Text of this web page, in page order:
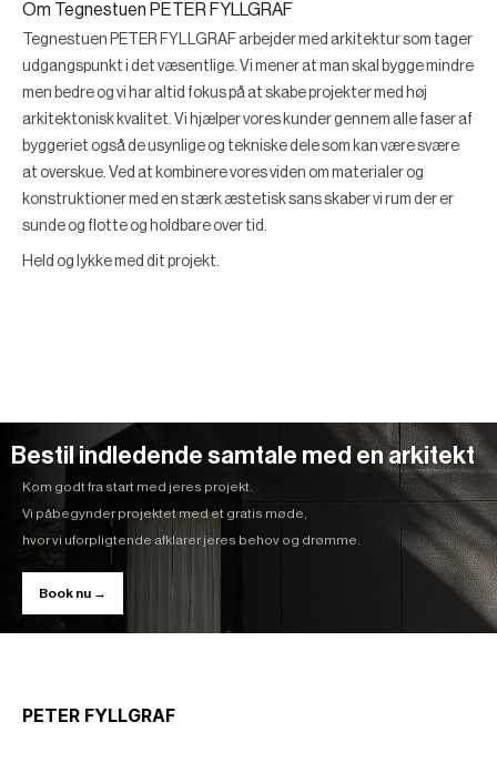
Om Tegnestuen PETER FYLLGRAF
Tegnestuen PETER FYLLGRAF arbejder med arkitektur som tager
udgangspunkt i det væsentlige. Vi mener at man skal bygge mindre
men bedre og vi har altid fokus på at skabe projekter med høj
arkitektonisk kvalitet. Vi hjælper vores kunder gennem alle faser af
byggeriet også de usynlige og tekniske dele som kan være svære
at overskue. Ved at kombinere vores viden om materialer og
konstruktioner med en stærk æstetisk sans skaber vi rum der er
sunde og flotte og holdbare over tid.
Held og lykke med dit projekt.
Bestil indledende samtale med en arkitekt
Kom godt fra start med jeres projekt.
Vi påbegynder projektet med et gratis møde,
hvor vi uforpligtende afklarer jeres behov og drømme.
Book nu →
PETER FYLLGRAF